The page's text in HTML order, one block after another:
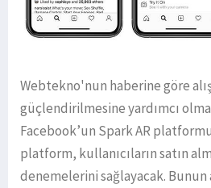
Webtekno'nun haberine göre
güçlendirilmesine yardımcı
Facebook’un Spark AR
platform, kullanıcıların satın
denemelerini sağlayacak. Bunun